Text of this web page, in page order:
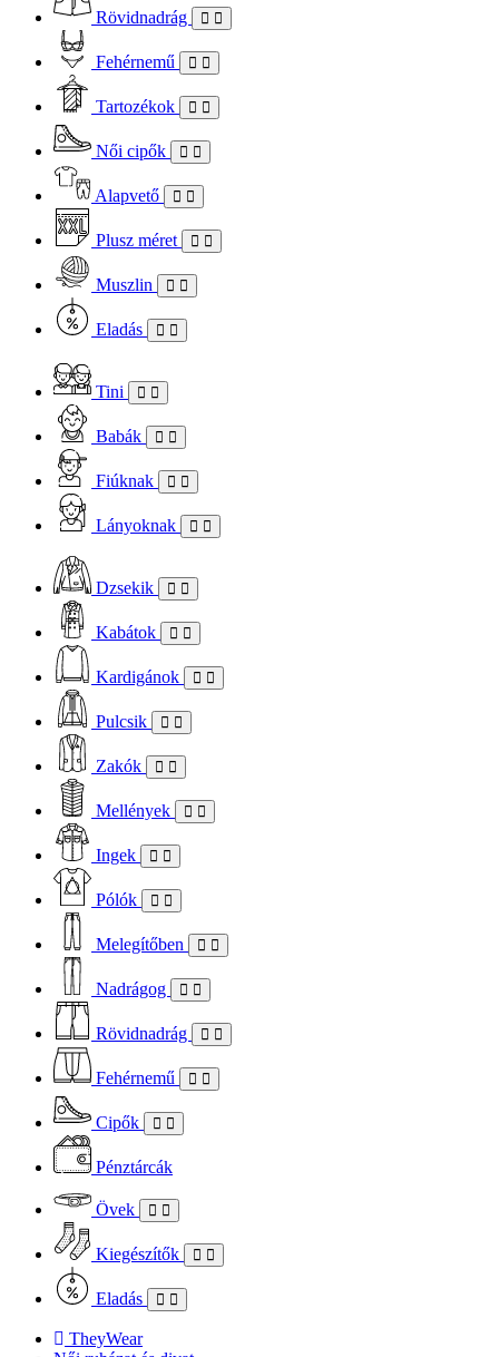
Rövidnadrág
Fehérnemű
Tartozékok
Női cipők
Alapvető
Plusz méret
Muszlin
Eladás
Tini
Babák
Fiúknak
Lányoknak
Dzsekik
Kabátok
Kardigánok
Pulcsik
Zakók
Mellények
Ingek
Pólók
Melegítőben
Nadrágog
Rövidnadrág
Fehérnemű
Cipők
Pénztárcák
Övek
Kiegészítők
Eladás
TheyWear